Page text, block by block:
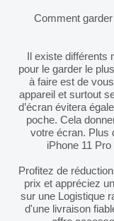
Comment
Il existe
pour le garder le
à faire est de
appareil et surtout
d’écran évitera
poche. Cela
votre écran. Plus
iPhone 11
Profitez de
prix et appréciez
sur une Logistique
d'une livraison